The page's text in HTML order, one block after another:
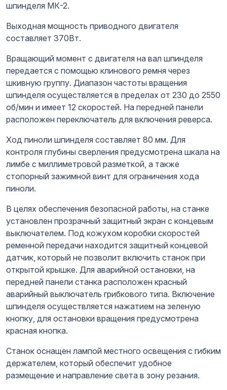
шпинделя МК-2.
Выходная мощность приводного двигателя
составляет 370Вт.
Вращающий момент с двигателя на вал шпинделя
передается с помощью клинового ремня через
шкивную группу. Диапазон частоты вращения
шпинделя осуществляется в пределах от 230 до 2550
об/мин и имеет 12 скоростей. На передней панели
расположен переключатель для включения реверса.
Ход пиноли шпинделя составляет 80 мм. Для
контроля глубины сверления предусмотрена шкала на
лимбе с миллиметровой разметкой, а также
стопорный зажимной винт для ограничения хода
пиноли.
В целях обеспечения безопасной работы, на станке
установлен прозрачный защитный экран с концевым
выключателем. Под кожухом коробки скоростей
ременной передачи находится защитный концевой
датчик, который не позволит включить станок при
открытой крышке. Для аварийной остановки, на
передней панели станка расположен красный
аварийный выключатель грибкового типа. Включение
шпинделя осуществляется нажатием на зеленую
кнопку, для остановки вращения предусмотрена
красная кнопка.
Станок оснащен лампой местного освещения с гибким
держателем, который обеспечит удобное
размещение и направление света в зону резания.